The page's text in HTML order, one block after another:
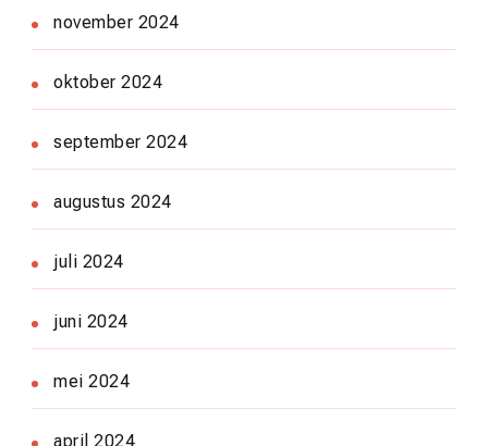
november 2024
oktober 2024
september 2024
augustus 2024
juli 2024
juni 2024
mei 2024
april 2024